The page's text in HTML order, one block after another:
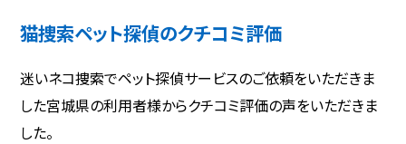
猫捜索ペット探偵のクチコミ評価
迷いネコ捜索でペット探偵サービスのご依頼をいただきま
した宮城県の利用者様からクチコミ評価の声をいただきま
した。